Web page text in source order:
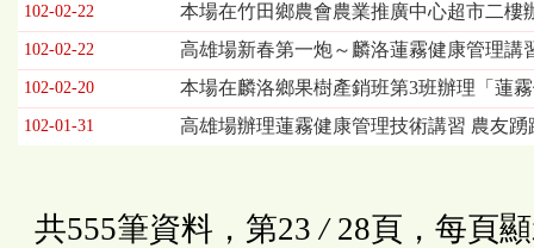
102-02-22 本場在竹田鄉農會農業推廣中心超市二樓
102-02-22 高雄場新春第一炮～麟洛蓮霧健康管理講
102-02-20 本場在麟洛鄉果樹產銷班第3班辦理「蓮
102-01-31 高雄場辦理蓮霧健康管理技術講習 農友踴
共555筆資料，第23 / 28頁，每頁